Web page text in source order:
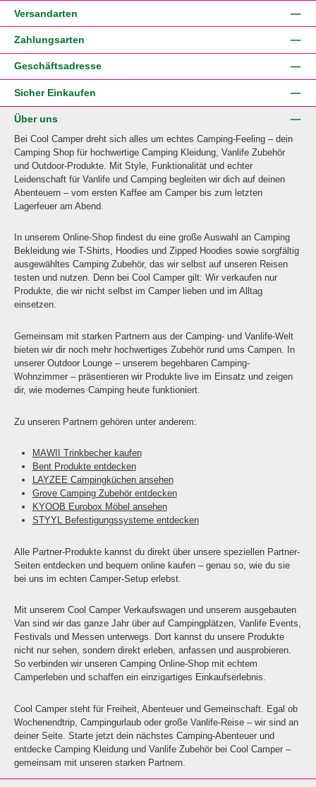
Versandarten
Zahlungsarten
Geschäftsadresse
Sicher Einkaufen
Über uns
Bei Cool Camper dreht sich alles um echtes Camping-Feeling – dein
Camping Shop für hochwertige Camping Kleidung, Vanlife Zubehör
und Outdoor-Produkte. Mit Style, Funktionalität und echter
Leidenschaft für Vanlife und Camping begleiten wir dich auf deinen
Abenteuern – vom ersten Kaffee am Camper bis zum letzten
Lagerfeuer am Abend.
In unserem Online-Shop findest du eine große Auswahl an Camping
Bekleidung wie T-Shirts, Hoodies und Zipped Hoodies sowie sorgfältig
ausgewähltes Camping Zubehör, das wir selbst auf unseren Reisen
testen und nutzen. Denn bei Cool Camper gilt: Wir verkaufen nur
Produkte, die wir nicht selbst im Camper lieben und im Alltag
einsetzen.
Gemeinsam mit starken Partnern aus der Camping- und Vanlife-Welt
bieten wir dir noch mehr hochwertiges Zubehör rund ums Campen. In
unserer Outdoor Lounge – unserem begehbaren Camping-
Wohnzimmer – präsentieren wir Produkte live im Einsatz und zeigen
dir, wie modernes Camping heute funktioniert.
Zu unseren Partnern gehören unter anderem:
MAWII Trinkbecher kaufen
Bent Produkte entdecken
LAYZEE Campingküchen ansehen
Grove Camping Zubehör entdecken
KYOOB Eurobox Möbel ansehen
STYYL Befestigungssysteme entdecken
Alle Partner-Produkte kannst du direkt über unsere speziellen Partner-
Seiten entdecken und bequem online kaufen – genau so, wie du sie
bei uns im echten Camper-Setup erlebst.
Mit unserem Cool Camper Verkaufswagen und unserem ausgebauten
Van sind wir das ganze Jahr über auf Campingplätzen, Vanlife Events,
Festivals und Messen unterwegs. Dort kannst du unsere Produkte
nicht nur sehen, sondern direkt erleben, anfassen und ausprobieren.
So verbinden wir unseren Camping Online-Shop mit echtem
Camperleben und schaffen ein einzigartiges Einkaufserlebnis.
Cool Camper steht für Freiheit, Abenteuer und Gemeinschaft. Egal ob
Wochenendtrip, Campingurlaub oder große Vanlife-Reise – wir sind an
deiner Seite. Starte jetzt dein nächstes Camping-Abenteuer und
entdecke Camping Kleidung und Vanlife Zubehör bei Cool Camper –
gemeinsam mit unseren starken Partnern.